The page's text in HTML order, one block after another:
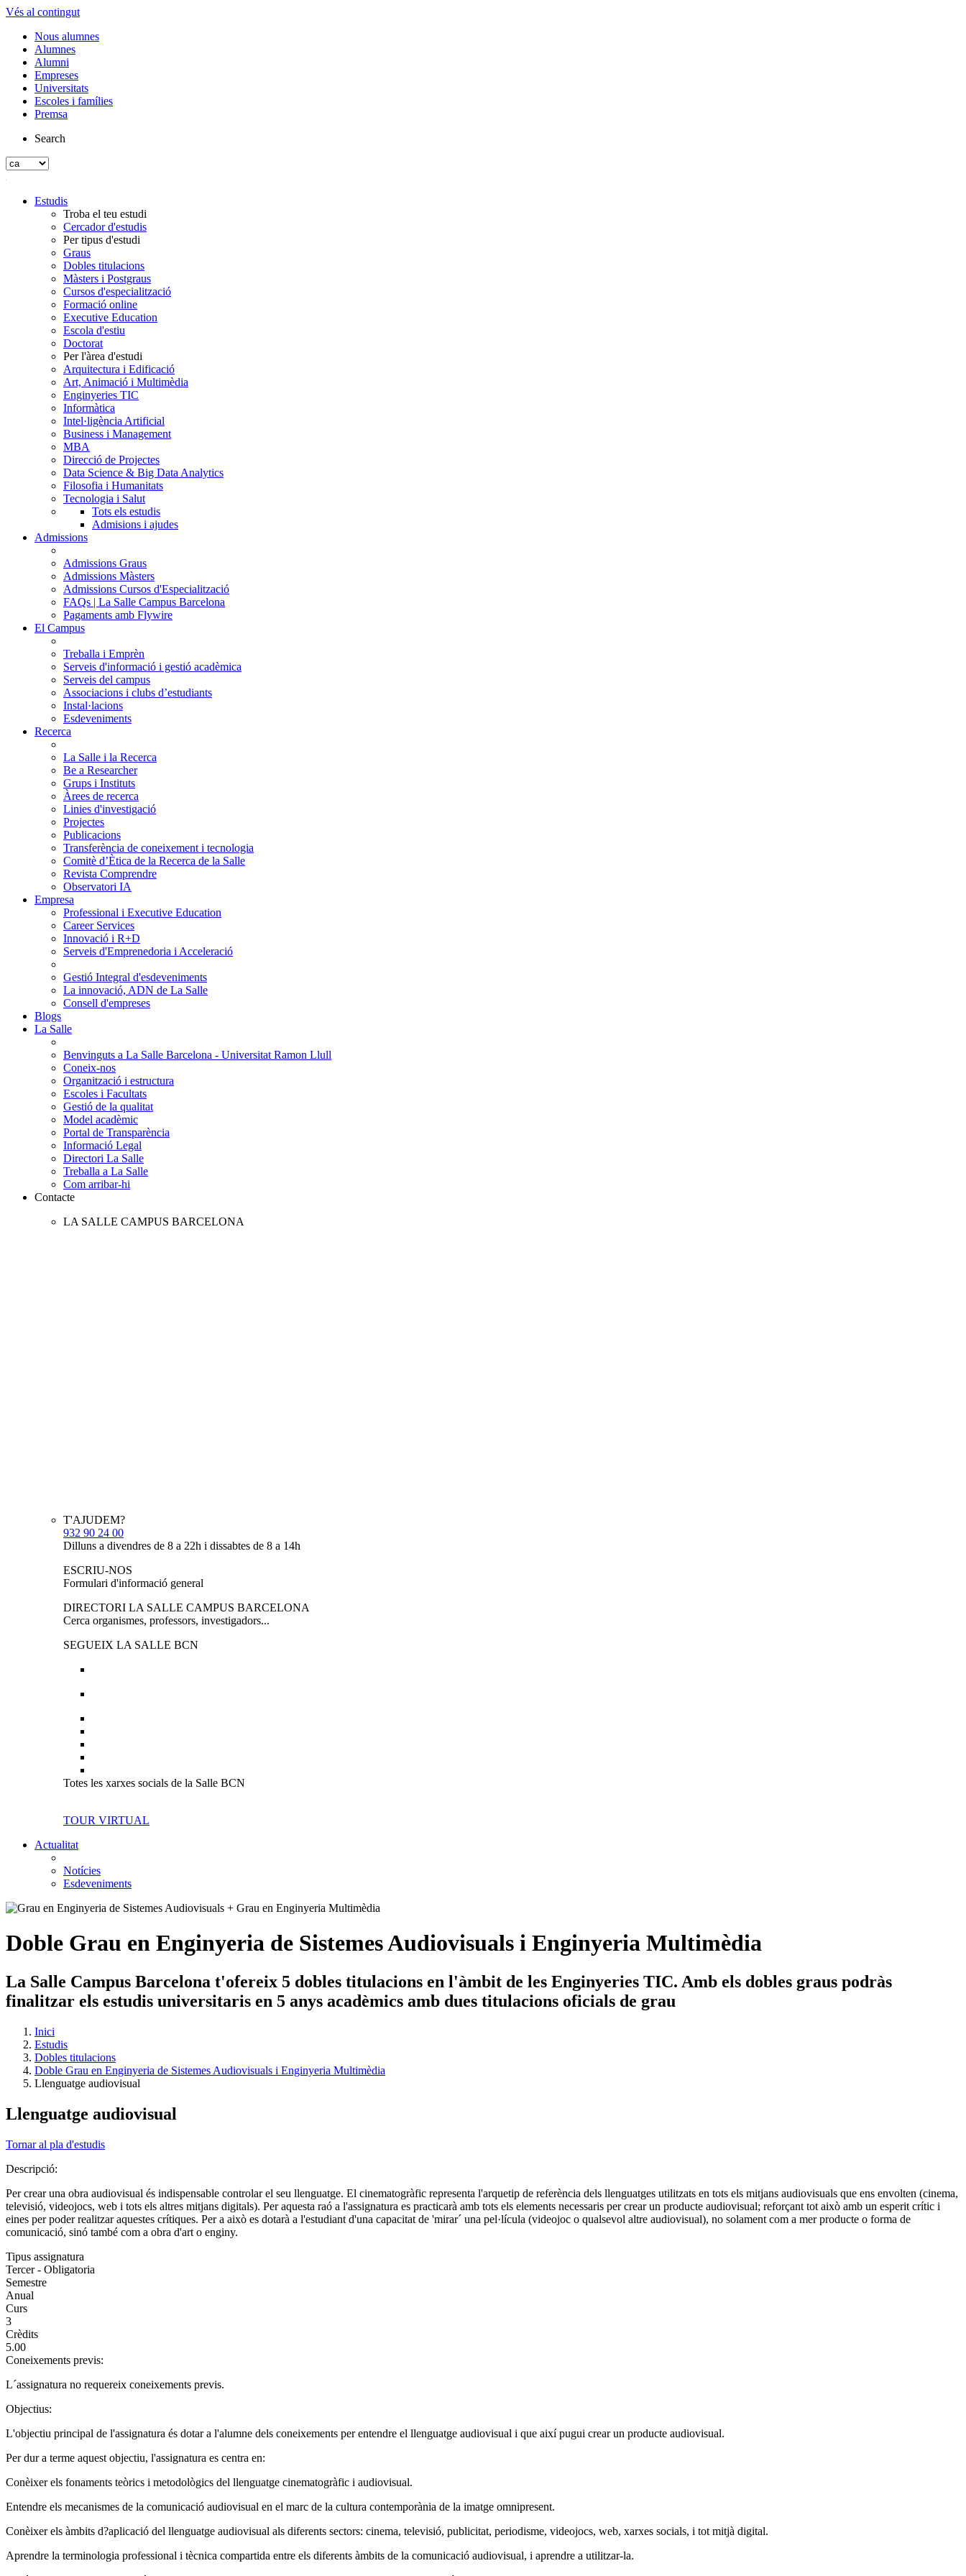
Vés al contingut
Nous alumnes
Alumnes
Alumni
Empreses
Universitats
Escoles i famílies
Premsa
Search
Estudis
Troba el teu estudi
Cercador d'estudis
Per tipus d'estudi
Graus
Dobles titulacions
Màsters i Postgraus
Cursos d'especialització
Formació online
Executive Education
Escola d'estiu
Doctorat
Per l'àrea d'estudi
Arquitectura i Edificació
Art, Animació i Multimèdia
Enginyeries TIC
Informàtica
Intel·ligència Artificial
Business i Management
MBA
Direcció de Projectes
Data Science & Big Data Analytics
Filosofia i Humanitats
Tecnologia i Salut
Tots els estudis
Admisions i ajudes
Admissions
Admissions Graus
Admissions Màsters
Admissions Cursos d'Especialització
FAQs | La Salle Campus Barcelona
Pagaments amb Flywire
El Campus
Treballa i Emprèn
Serveis d'informació i gestió acadèmica
Serveis del campus
Associacions i clubs d’estudiants
Instal·lacions
Esdeveniments
Recerca
La Salle i la Recerca
Be a Researcher
Grups i Instituts
Àrees de recerca
Linies d'investigació
Projectes
Publicacions
Transferència de coneixement i tecnologia
Comitè d’Ètica de la Recerca de la Salle
Revista Comprendre
Observatori IA
Empresa
Professional i Executive Education
Career Services
Innovació i R+D
Serveis d'Emprenedoria i Acceleració
Gestió Integral d'esdeveniments
La innovació, ADN de La Salle
Consell d'empreses
Blogs
La Salle
Benvinguts a La Salle Barcelona - Universitat Ramon Llull
Coneix-nos
Organització i estructura
Escoles i Facultats
Gestió de la qualitat
Model acadèmic
Portal de Transparència
Informació Legal
Directori La Salle
Treballa a La Salle
Com arribar-hi
Contacte
LA SALLE CAMPUS BARCELONA
T'AJUDEM?
932 90 24 00
Dilluns a divendres de 8 a 22h i dissabtes de 8 a 14h
ESCRIU-NOS
Formulari d'informació general
DIRECTORI LA SALLE CAMPUS BARCELONA
Cerca organismes, professors, investigadors...
SEGUEIX LA SALLE BCN
Totes les xarxes socials de la Salle BCN
TOUR VIRTUAL
Actualitat
Notícies
Esdeveniments
Doble Grau en Enginyeria de Sistemes Audiovisuals i Enginyeria Multimèdia
La Salle Campus Barcelona t'ofereix 5 dobles titulacions en l'àmbit de les Enginyeries TIC. Amb els dobles graus podràs
finalitzar els estudis universitaris en 5 anys acadèmics amb dues titulacions oficials de grau
Inici
Estudis
Dobles titulacions
Doble Grau en Enginyeria de Sistemes Audiovisuals i Enginyeria Multimèdia
Llenguatge audiovisual
Llenguatge audiovisual
Tornar al pla d'estudis
Descripció:
Per crear una obra audiovisual és indispensable controlar el seu llenguatge. El cinematogràfic representa l'arquetip de referència dels llenguatges utilitzats en tots els mitjans audiovisuals que ens envolten (cinema,
televisió, videojocs, web i tots els altres mitjans digitals). Per aquesta raó a l'assignatura es practicarà amb tots els elements necessaris per crear un producte audiovisual; reforçant tot això amb un esperit crític i
eines per poder realitzar aquestes crítiques. Per a això es dotarà a l'estudiant d'una capacitat de 'mirar´ una pel·lícula (videojoc o qualsevol altre audiovisual), no solament com a mer producte o forma de
comunicació, sinó també com a obra d'art o enginy.
Tipus assignatura
Tercer - Obligatoria
Semestre
Anual
Curs
3
Crèdits
5.00
Coneixements previs:
L´assignatura no requereix coneixements previs.
Objectius:
L'objectiu principal de l'assignatura és dotar a l'alumne dels coneixements per entendre el llenguatge audiovisual i que així pugui crear un producte audiovisual.
Per dur a terme aquest objectiu, l'assignatura es centra en:
Conèixer els fonaments teòrics i metodològics del llenguatge cinematogràfic i audiovisual.
Entendre els mecanismes de la comunicació audiovisual en el marc de la cultura contemporània de la imatge omnipresent.
Conèixer els àmbits d?aplicació del llenguatge audiovisual als diferents sectors: cinema, televisió, publicitat, periodisme, videojocs, web, xarxes socials, i tot mitjà digital.
Aprendre la terminologia professional i tècnica compartida entre els diferents àmbits de la comunicació audiovisual, i aprendre a utilitzar-la.